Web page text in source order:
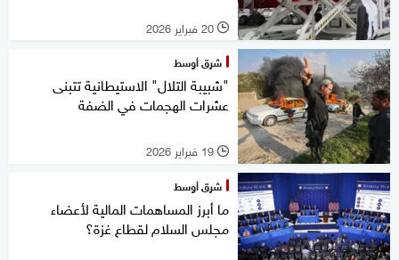
l 20 فبراير 2026
شرق أوسط
"شبيبة التلال" الاستيطانية تتبنى
عشرات الهجمات في الضفة
l 19 فبراير 2026
شرق أوسط
ما أبرز المساهمات المالية لأعضاء
مجلس السلام لقطاع غزة؟